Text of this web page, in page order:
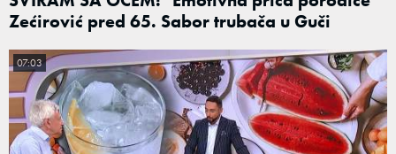
Zećirović pred 65. Sabor trubača u Guči
07:03